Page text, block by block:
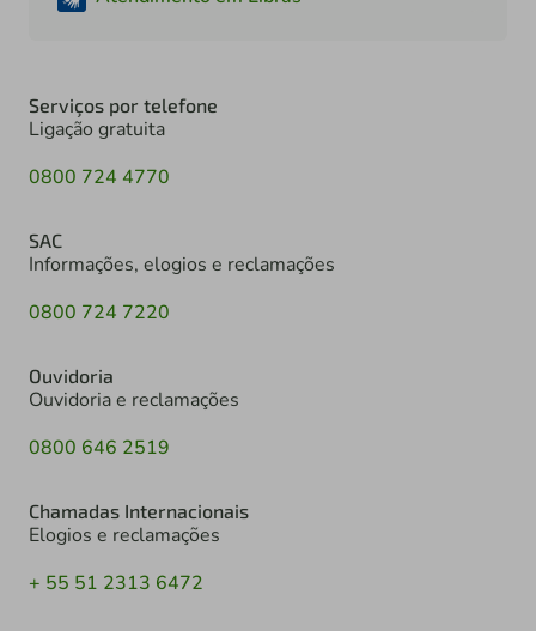
Serviços por telefone
Ligação gratuita
0800 724 4770
SAC
Informações, elogios e reclamações
0800 724 7220
Ouvidoria
Ouvidoria e reclamações
0800 646 2519
Chamadas Internacionais
Elogios e reclamações
+ 55 51 2313 6472